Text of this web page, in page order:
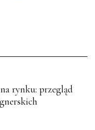
rynku: przegląd